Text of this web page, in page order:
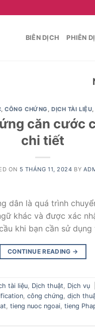
BIÊN DỊCH PHIÊN
,CÔNG CHỨNG ,DỊCH TÀI LIỆU
căn cước
chi tiết
ON 5 THÁNG 11, 2024 BY
dân là quá trình
khác và được xác
khi bạn cần sử
CONTINUE READING →
tài liệu, Dịch thuật, Dịch vụ
, công chứng, dịch
, tieng nuoc ngoai, tieng